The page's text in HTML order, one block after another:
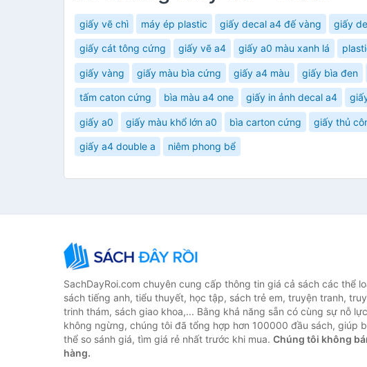
giấy vẽ chì máy ép plastic giấy decal a4 đế vàng giấy
giấy cát tông cứng giấy vẽ a4 giấy a0 màu xanh lá
giấy vàng giấy màu bìa cứng giấy a4 màu giấy bìa đen
tấm caton cứng bìa màu a4 one giấy in ảnh decal a4
giấy a0 giấy màu khổ lớn a0 bìa carton cứng giấy thủ
giấy a4 double a niêm phong bể
SachDayRoi.com chuyên cung cấp thông tin giá cả sách các thể
sách tiếng anh, tiểu thuyết, học tập, sách trẻ em, truyện tranh,
trinh thám, sách giao khoa,... Bằng khả năng sẵn có cùng sự nỗ lực
không ngừng, chúng tôi đã tổng hợp hơn 100000 đầu sách, giúp
thể so sánh giá, tìm giá rẻ nhất trước khi mua. Chúng tôi không
hàng.